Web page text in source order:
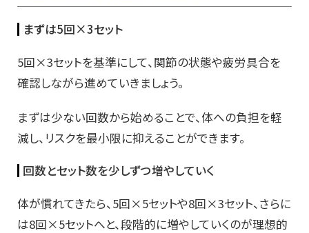
まずは5回×3セット
5回×3セットを基準にして、関節の状態や疲労具合を
確認しながら進めていきましょう。
まずは少ない回数から始めることで、体への負担を軽
減し、リスクを最小限に抑えることができます。
回数とセット数を少しずつ増やしていく
体が慣れてきたら、5回×5セットや8回×3セット、さらに
は8回×5セットへと、段階的に増やしていくのが理想的